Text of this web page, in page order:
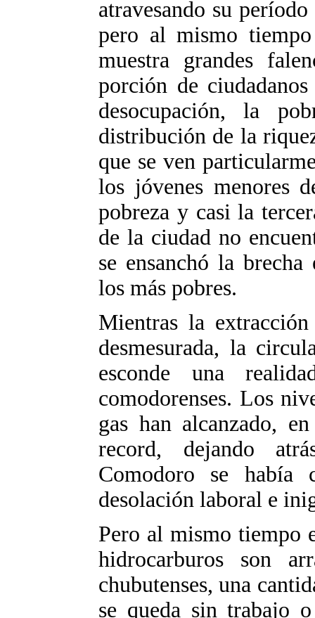
atravesando su
pero al mismo
muestra grandes
porción de
desocupación, la
distribución de la
que se ven
los jóvenes menores
pobreza y casi la
de la ciudad no
se ensanchó la
los más pobres.
Mientras la
desmesurada, la
esconde una
comodorenses. Los
gas han alcanzado,
record, dejando
Comodoro se había
desolación laboral e
Pero al mismo tiempo
hidrocarburos son
chubutenses, una
se queda sin trabajo